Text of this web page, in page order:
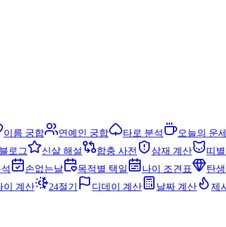
이름 궁합 연예인 궁합 타로 분석 오늘의 운세
로그 신살 해설 합충 사전 삼재 계산 띠
손없는날 목적별 택일 나이 조견표 탄
이 계산 24절기 디데이 계산 날짜 계산 제